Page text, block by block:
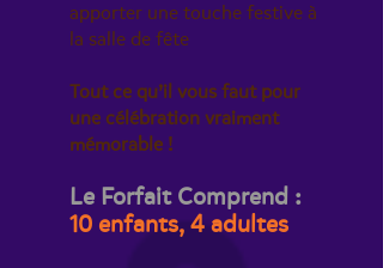
apporter une touche festive à
la salle de fête
Tout ce qu’il vous faut pour
une célébration vraiment
mémorable !
Le Forfait Comprend :
10 enfants, 4 adultes